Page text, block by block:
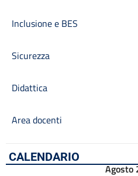
Inclusione e BES
Sicurezza
Didattica
Area docenti
CALENDARIO
Agosto